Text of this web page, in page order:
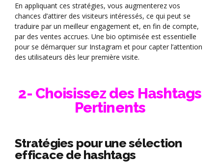
En appliquant ces stratégies, vous augmenterez vos
chances d’attirer des visiteurs intéressés, ce qui peut se
traduire par un meilleur engagement et, en fin de compte,
par des ventes accrues. Une bio optimisée est essentielle
pour se démarquer sur Instagram et pour capter l’attention
des utilisateurs dès leur première visite.
2- Choisissez des Hashtags
Pertinents
Stratégies pour une sélection
efficace de hashtags